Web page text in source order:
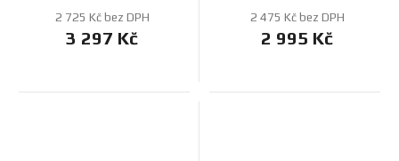
2 725 Kč bez DPH
3 297 Kč
2 475 Kč bez DPH
2 995 Kč